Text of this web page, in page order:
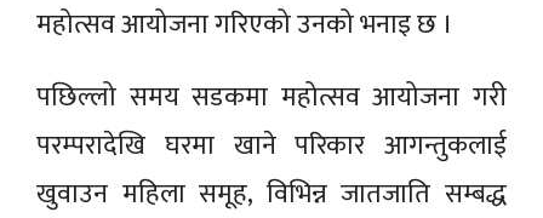
महोत्सव आयोजना गरिएको उनको भनाइ छ ।
पछिल्लो समय सडकमा महोत्सव आयोजना गरी
परम्परादेखि घरमा खाने परिकार आगन्तुकलाई
खुवाउन महिला समूह, विभिन्न जातजाति सम्बद्ध